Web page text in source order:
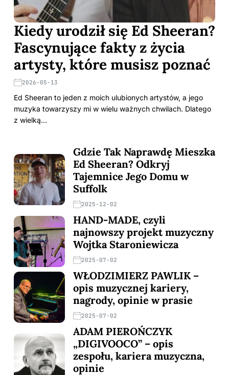
Kiedy urodził się Ed Sheeran?
Fascynujące fakty z życia
artysty, które musisz poznać
2026-05-13
Ed Sheeran to jeden z moich ulubionych artystów, a jego
muzyka towarzyszy mi w wielu ważnych chwilach. Dlatego
z wielką…
Gdzie Tak Naprawdę Mieszka
Ed Sheeran? Odkryj
Tajemnice Jego Domu w
Suffolk
2025-12-02
HAND-MADE, czyli
najnowszy projekt muzyczny
Wojtka Staroniewicza
2025-07-02
WŁODZIMIERZ PAWLIK –
opis muzycznej kariery,
nagrody, opinie w prasie
2025-07-02
ADAM PIEROŃCZYK
„DIGIVOOCO” – opis
zespołu, kariera muzyczna,
opinie